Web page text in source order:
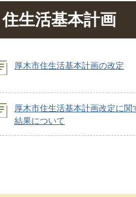
住生活基本計画
厚木市住生活基本計画の改定
厚木市住生活基本計画改定に関
結果について